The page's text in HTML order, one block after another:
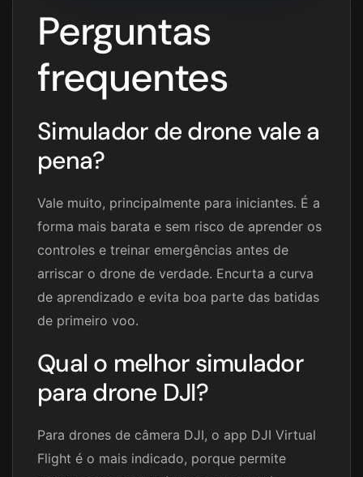
Perguntas
frequentes
Simulador de drone vale a
pena?
Vale muito, principalmente para iniciantes. É a
forma mais barata e sem risco de aprender os
controles e treinar emergências antes de
arriscar o drone de verdade. Encurta a curva
de aprendizado e evita boa parte das batidas
de primeiro voo.
Qual o melhor simulador
para drone DJI?
Para drones de câmera DJI, o app DJI Virtual
Flight é o mais indicado, porque permite